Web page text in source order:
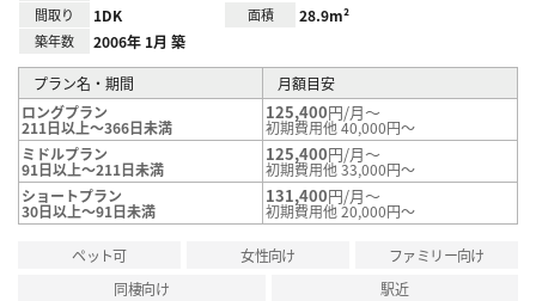
間取り 1DK 面積 28.9m²
築年数 2006年 1月 築
プラン名・期間
月額目安
ロングプラン
211日以上～366日未満
125,400円/月～
初期費用他 40,000円～
ミドルプラン
91日以上～211日未満
125,400円/月～
初期費用他 33,000円～
ショートプラン
30日以上～91日未満
131,400円/月～
初期費用他 20,000円～
ペット可 女性向け
ファミリー向け
同棲向け
駅近